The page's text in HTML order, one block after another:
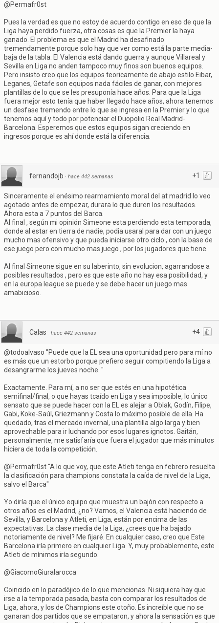
@Permafr0st
Pues la verdad es que no estoy de acuerdo contigo en eso de que la
Liga haya perdido fuerza, otra cosas es que la Premier la haya
ganado. El problema es que el Madrid ha desafinado
tremendamente porque solo hay que ver como está la parte media-
baja de la tabla. El Valencia está dando guerra y aunque Villareal y
Sevilla en Liga no anden tampoco muy finos son buenos equipos.
Pero insisto creo que los equipos teoricamente de abajo estilo Eibar,
Leganes, Getafe son equipos nada fáciles de ganar, con mejores
plantillas de lo que se les presuponía hace años. Para que la Liga
fuera mejor esto tenía que haber llegado hace años, ahora tenemos
un desfase tremendo entre lo que se ingresa en la Premier y lo que
tenemos aquí y todo por potenciar el Duopolio Real Madrid-
Barcelona. Esperemos que estos equipos sigan creciendo en
ingresos porque es ahí donde está la diferencia.
+1
fernandojb · hace 442 semanas
Sinceramente el enésimo rearmamiento moral del at madrid lo veo
agotado antes de empezar, durara lo que duren los resultados.
Ahora esta a 7 puntos del Barca.
Al final , según mi opinión Simeone esta perdiendo esta temporada,
donde al estar en tierra de nadie, podia usaral para dar con un juego
mucho mas ofensivo y que pueda iniciarse otro ciclo , con la base de
ese juego pero con mucho mas juego , por los jugadores que tiene.
Al final Simeone sigue en su laberinto, sin evolucion, agarrandose a
posibles resultados , pero es que este año no hay esa posibilidad, y
en la europa league se puede y se debe hacer un juego mas
amabicioso.
+4
Calas · hace 442 semanas
@todoalvaso "Puede que la EL sea una oportunidad pero para mí no
es más que un estorbo porque prefiero seguir compitiendo la Liga a
desangrarme los jueves noche. "
Exactamente. Para mí, a no ser que estés en una hipotética
semifinal/final, o que hayas tcaído en Liga y sea imposible, lo único
sensato que se puede hacer con la EL es alejar a Oblak, Godín, Filipe,
Gabi, Koke-Saúl, Griezmann y Costa lo máximo posible de ella. Ha
quedado, tras el mercado invernal, una plantilla algo larga y bien
aprovechable para ir luchando por esos lugares ignotos. Gaitán,
personalmente, me satisfaría que fuera el jugador que más minutos
hiciera de toda la competición.
@Permafr0st "A lo que voy, que este Atleti tenga en febrero resuelta
la clasificación para champions constata la caída de nivel de la Liga,
salvo el Barca"
Yo diría que el único equipo que muestra un bajón con respecto a
otros años es el Madrid, ¿no? Vamos, el Valencia está haciendo de
Sevilla, y Barcelona y Atleti, en Liga, están por encima de las
expectativas. La clase media de la Liga, ¿crees que ha bajado
notoriamente de nivel? Me fijaré. En cualquier caso, creo que Este
Barcelona iría primero en cualquier Liga. Y, muy probablemente, este
Atleti de mínimos iría segundo.
@GiacomoGiuralarocca
Coincido en lo paradójico de lo que mencionas. Ni siquiera hay que
irse a la temporada pasada, basta con comparar los resultados de
Liga, ahora, y los de Champions este otoño. Es increíble que no se
ganaran dos partidos que se empataron, y ahora la sensación es que